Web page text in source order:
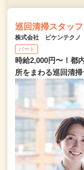
巡回清掃スタッフ
株式会社 ビケンテク
パート
時給2,000円〜！都
所をまわる巡回清